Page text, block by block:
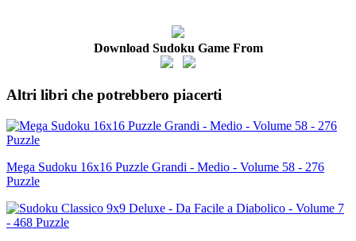
Download Sudoku Game From
Altri libri che potrebbero piacerti
Mega Sudoku 16x16 Puzzle Grandi - Medio - Volume 58 - 276
Puzzle